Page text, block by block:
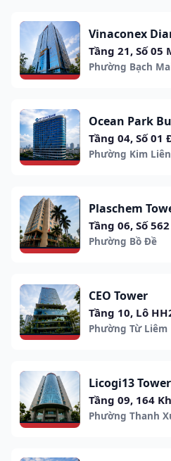
Vinaconex
Tầng 21, Số 05
Phường Bạch
Ocean Park
Tầng 04, Số 01
Phường Kim Liên
Plaschem
Tầng 06, Số
Phường Bồ Đề
CEO Tower
Tầng 10, Lô
Phường Từ Liêm
Licogi13 Tower
Tầng 09, 164
Phường Thanh